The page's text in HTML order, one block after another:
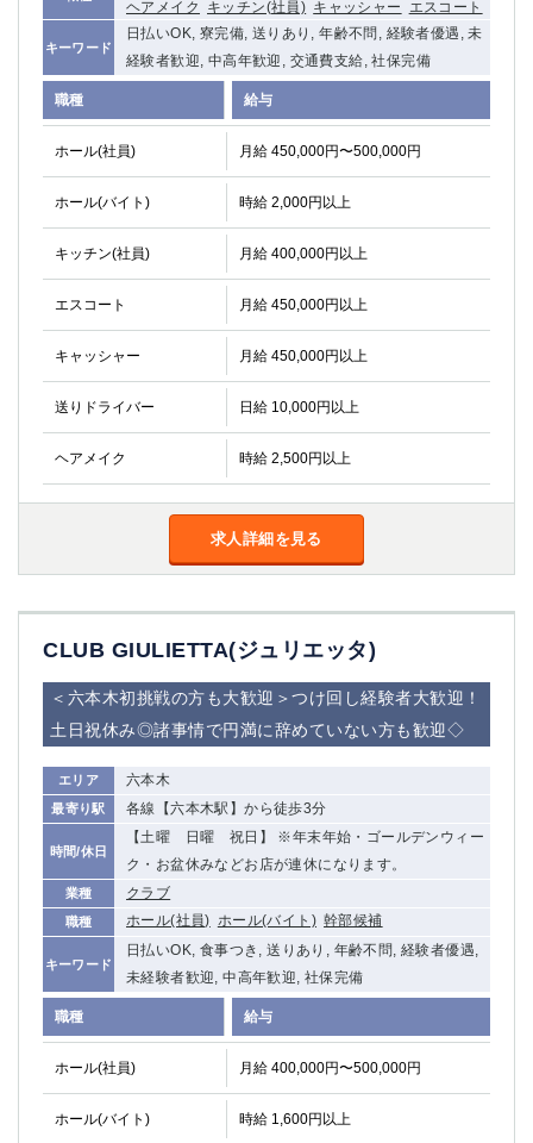
ヘアメイク キッチン(社員) キャッシャー エスコート
キーワード
日払いOK, 寮完備, 送りあり, 年齢不問, 経験者優遇, 未
経験者歓迎, 中高年歓迎, 交通費支給, 社保完備
職種 給与
ホール(社員) 月給 450,000円〜500,000円
ホール(バイト) 時給 2,000円以上
キッチン(社員) 月給 400,000円以上
エスコート 月給 450,000円以上
キャッシャー 月給 450,000円以上
送りドライバー 日給 10,000円以上
ヘアメイク 時給 2,500円以上
求人詳細を見る
CLUB GIULIETTA(ジュリエッタ)
＜六本木初挑戦の方も大歓迎＞つけ回し経験者大歓迎！
土日祝休み◎諸事情で円満に辞めていない方も歓迎◇
エリア 六本木
最寄り駅 各線【六本木駅】から徒歩3分
時間/休日
【土曜 日曜 祝日】 ※年末年始・ゴールデンウィー
ク・お盆休みなどお店が連休になります。
業種 クラブ
職種 ホール(社員) ホール(バイト) 幹部候補
キーワード
日払いOK, 食事つき, 送りあり, 年齢不問, 経験者優遇,
未経験者歓迎, 中高年歓迎, 社保完備
職種 給与
ホール(社員) 月給 400,000円〜500,000円
ホール(バイト) 時給 1,600円以上